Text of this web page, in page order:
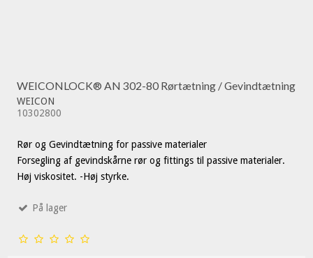
WEICONLOCK® AN 302-80 Rørtætning / Gevindtætning
WEICON
10302800
Rør og Gevindtætning for passive materialer
Forsegling af gevindskårne rør og fittings til passive materialer.
Høj viskositet. -Høj styrke.
På lager